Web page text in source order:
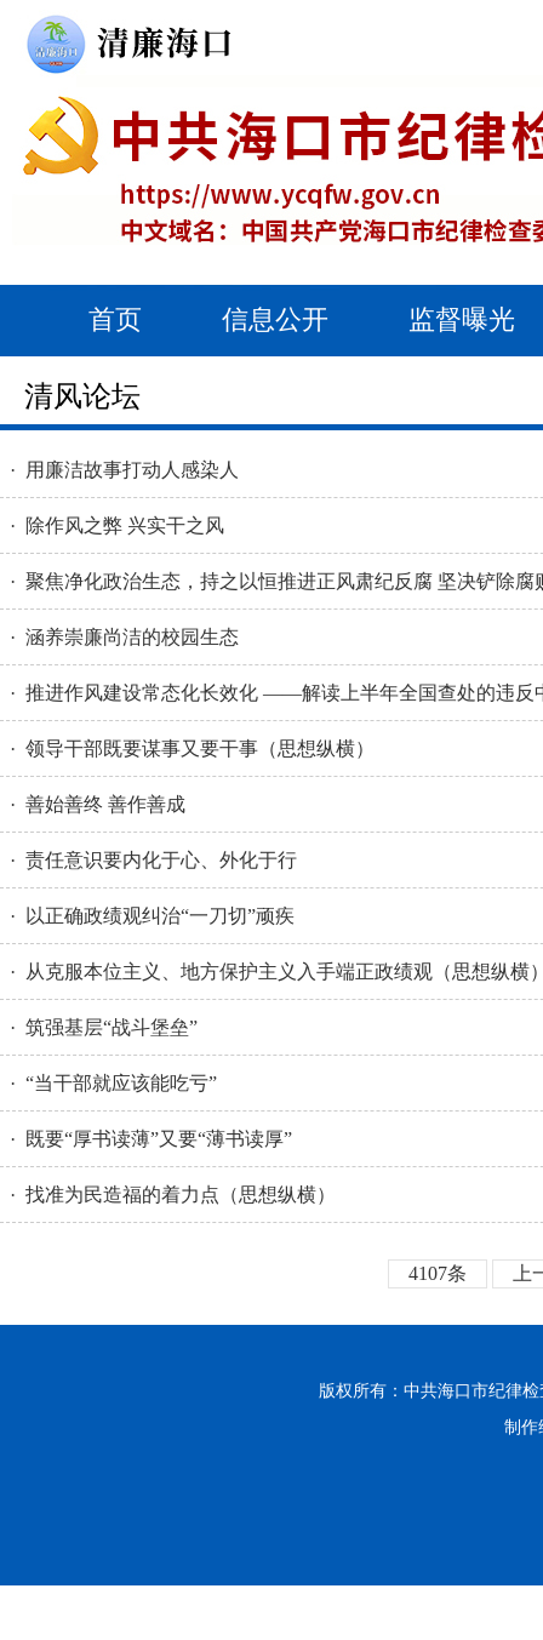
首页 信息公开 监督曝光
清风论坛
· 用廉洁故事打动人感染人
· 除作风之弊 兴实干之风
· 聚焦净化政治生态，持之以恒推进正风肃纪反腐 坚决铲除腐
· 涵养崇廉尚洁的校园生态
· 推进作风建设常态化长效化 ——解读上半年全国查处的违反
· 领导干部既要谋事又要干事（思想纵横）
· 善始善终 善作善成
· 责任意识要内化于心、外化于行
· 以正确政绩观纠治“一刀切”顽疾
· 从克服本位主义、地方保护主义入手端正政绩观（思想纵横
· 筑强基层“战斗堡垒”
· “当干部就应该能吃亏”
· 既要“厚书读薄”又要“薄书读厚”
· 找准为民造福的着力点（思想纵横）
4107条 上
版权所有：中共海口市纪律
制作